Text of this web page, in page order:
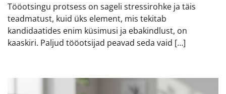
Tööotsingu protsess on sageli stressirohke ja täis
teadmatust, kuid üks element, mis tekitab
kandidaatides enim küsimusi ja ebakindlust, on
kaaskiri. Paljud tööotsijad peavad seda vaid […]